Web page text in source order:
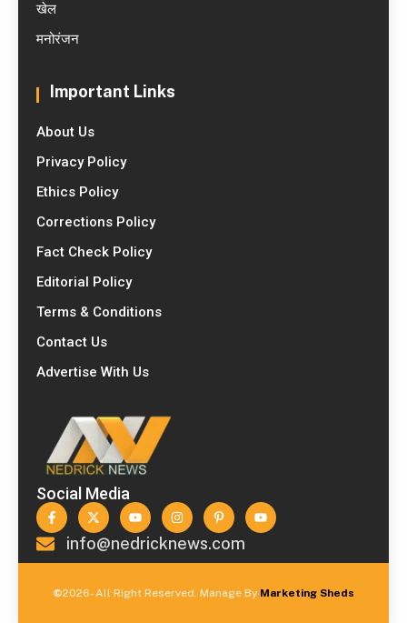
खेल
मनोरंजन
Important Links
About Us
Privacy Policy
Ethics Policy
Corrections Policy
Fact Check Policy
Editorial Policy
Terms & Conditions
Contact Us
Advertise With Us
Social Media
info@nedricknews.com
©2026- All Right Reserved. Manage By Marketing Sheds